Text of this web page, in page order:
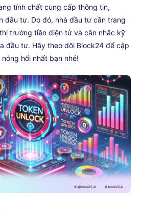
tính chất cung cấp thông tin,
đầu tư. Do đó, nhà đầu tư cần trang
trường tiền điện tử và cân nhắc kỹ
đầu tư. Hãy theo dõi Block24 để cập
hổi nhất bạn nhé!